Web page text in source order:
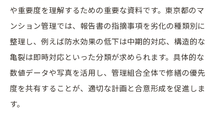
や重要度を理解するための重要な資料です。東京都のマ
ンション管理では、報告書の指摘事項を劣化の種類別に
整理し、例えば防水効果の低下は中期的対応、構造的な
亀裂は即時対応といった分類が求められます。具体的な
数値データや写真を活用し、管理組合全体で修繕の優先
度を共有することが、適切な計画と合意形成を促進しま
す。